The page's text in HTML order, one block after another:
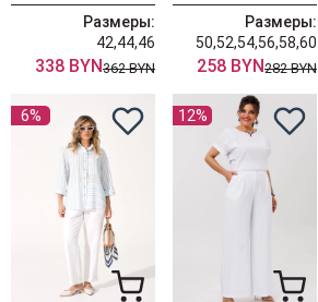
Размеры:
42,44,46
338 BYN362 BYN
Размеры:
50,52,54,56,58,60
258 BYN282 BYN
6% 12%